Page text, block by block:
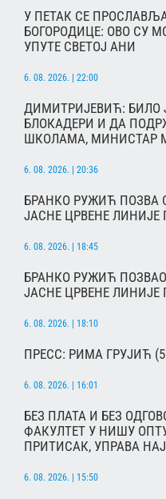
У ПЕТАК СЕ
БОГОРОДИЦЕ: ОВО СУ
УПУТЕ СВЕТОЈ АНИ
6. 08. 2026. | 22:00
ДИМИТРИЈЕВИЋ: БИЛО
БЛОКАДЕРИ И ДА
ШКОЛАМА, МИНИСТАР
6. 08. 2026. | 20:36
БРАНКО РУЖИЋ ПОЗВА
ЈАСНЕ ЦРВЕНЕ ЛИНИЈЕ
6. 08. 2026. | 18:45
БРАНКО РУЖИЋ
ЈАСНЕ ЦРВЕНЕ ЛИНИЈЕ
6. 08. 2026. | 18:10
ПРЕСС: РИМА ГРУЈИЋ
6. 08. 2026. | 16:01
БЕЗ ПЛАТА И БЕЗ
ФАКУЛТЕТ У НИШУ
ПРИТИСАК, УПРАВА
6. 08. 2026. | 15:50